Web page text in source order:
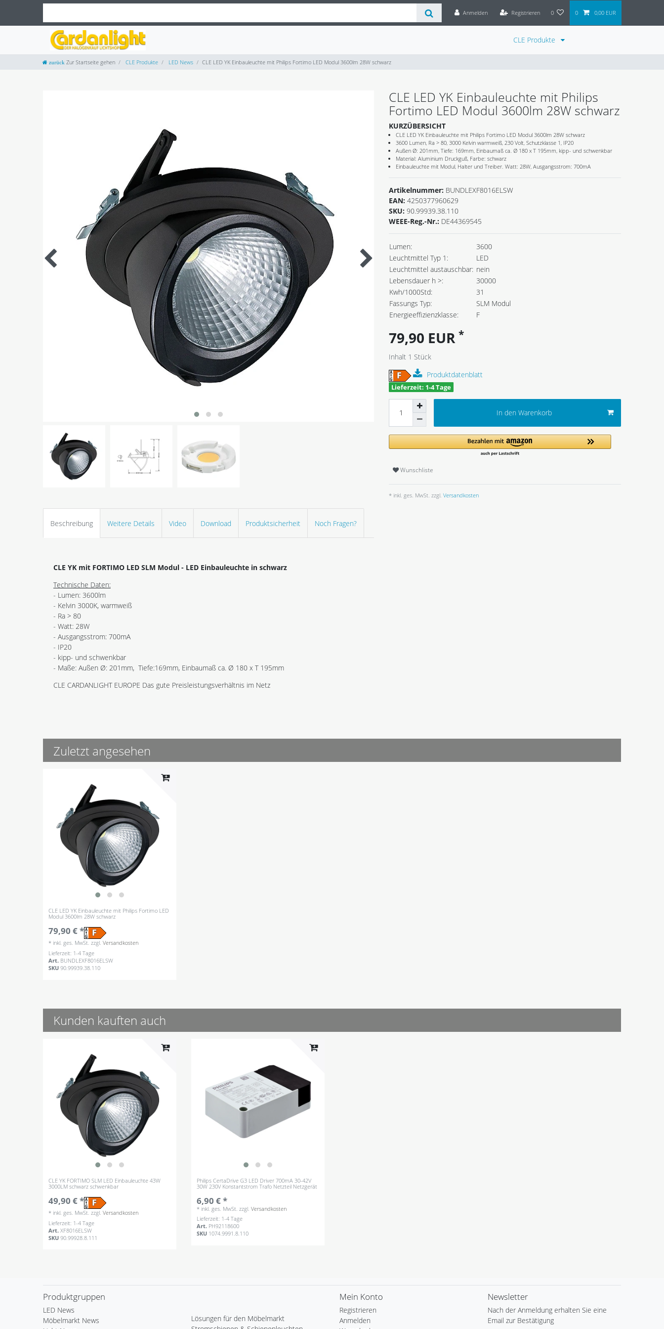
Anmelden Registrieren 0 0 0,00 EUR
CLE Produkte
Zur Startseite gehen CLE Produkte LED News CLE LED YK Einbauleuchte mit Philips Fortimo LED Modul 3600lm 28W schwarz
Beschreibung Weitere Details Video Download Produktsicherheit Noch Fragen?
CLE YK mit FORTIMO LED SLM Modul - LED Einbauleuchte in schwarz
Technische Daten:
- Lumen: 3600lm
- Kelvin 3000K, warmweiß
- Ra > 80
- Watt: 28W
- Ausgangsstrom: 700mA
- IP20
- kipp- und schwenkbar
- Maße: Außen Ø: 201mm, Tiefe:169mm, Einbaumaß ca. Ø 180 x T 195mm
CLE CARDANLIGHT EUROPE Das gute Preisleistungsverhältnis im Netz
CLE LED YK Einbauleuchte mit Philips
Fortimo LED Modul 3600lm 28W schwarz
KURZÜBERSICHT
CLE LED YK Einbauleuchte mit Philips Fortimo LED Modul 3600lm 28W schwarz
3600 Lumen, Ra > 80, 3000 Kelvin warmweiß, 230 Volt, Schutzklasse 1, IP20
Außen Ø: 201mm, Tiefe: 169mm, Einbaumaß ca. Ø 180 x T 195mm, kipp- und schwenkbar
Material: Aluminium Druckguß, Farbe: schwarz
Einbauleuchte mit Modul, Halter und Treiber. Watt: 28W, Ausgangsstrom: 700mA
Artikelnummer: BUNDLEXF8016ELSW
EAN: 4250377960629
SKU: 90.99939.38.110
WEEE-Reg.-Nr.: DE44369545
Lumen:
3600
Leuchtmittel Typ 1:
LED
Leuchtmittel austauschbar: nein
Lebensdauer h >:
30000
Kwh/1000Std:
31
Fassungs Typ:
SLM Modul
Energieeffizienzklasse:
F
79,90 EUR *
Inhalt 1 Stück
Produktdatenblatt
Lieferzeit: 1-4 Tage
In den Warenkorb
Wunschliste
* inkl. ges. MwSt. zzgl. Versandkosten
Zuletzt angesehen
CLE LED YK Einbauleuchte mit Philips Fortimo LED
Modul 3600lm 28W schwarz
79,90 € *
* inkl. ges. MwSt. zzgl.Versandkosten
Lieferzeit: 1-4 Tage
Art. BUNDLEXF8016ELSW
SKU90.99939.38.110
Kunden kauften auch
CLE YK FORTIMO SLM LED Einbauleuchte 43W
3000LM schwarz schwenkbar
49,90 € *
* inkl. ges. MwSt. zzgl.Versandkosten
Lieferzeit: 1-4 Tage
Art.XF8016ELSW
SKU90.99928.8.111
Philips CertaDrive G3 LED Driver 700mA 30-42V
30W 230V Konstantstrom Trafo Netzteil Netzgerät
6,90 € *
* inkl. ges. MwSt. zzgl.Versandkosten
Lieferzeit: 1-4 Tage
Art. PH92118600
SKU 1074.9991.8.110
Produktgruppen
LED News
Möbelmarkt News
Lösungen für den Möbelmarkt
Mein Konto
Registrieren
Anmelden
Newsletter
Nach der Anmeldung erhalten Sie eine
Email zur Bestätigung